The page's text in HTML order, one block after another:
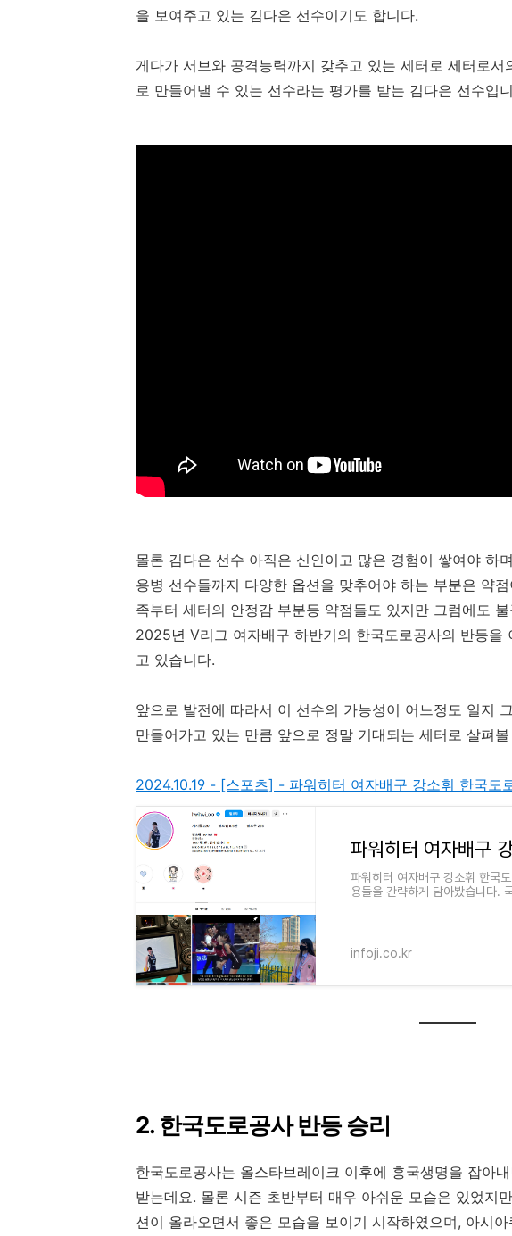
을 보여주고 있는 김다은 선수이기도 합니다.
게다가 서브와 공격능력까지 갖추고 있는 세터로 세터로
로 만들어낼 수 있는 선수라는 평가를 받는 김다은 선수입
몰론 김다은 선수 아직은 신인이고 많은 경험이 쌓여야 하
용병 선수들까지 다양한 옵션을 맞추어야 하는 부분은 약
족부터 세터의 안정감 부분등 약점들도 있지만 그럼에도
2025년 V리그 여자배구 하반기의 한국도로공사의 반등을
고 있습니다.
앞으로 발전에 따라서 이 선수의 가능성이 어느정도 일지
만들어가고 있는 만큼 앞으로 정말 기대되는 세터로 살펴
2024.10.19 - [스포츠] - 파워히터 여자배구 강소휘 한국도
파워히터 여자배구 강소휘 한국
용들을 간략하게 담아봤습니다.
infoji.co.kr
2. 한국도로공사 반등 승리
한국도로공사는 올스타브레이크 이후에 흥국생명을 잡아
받는데요. 몰론 시즌 초반부터 매우 아쉬운 모습은 있었지
션이 올라오면서 좋은 모습을 보이기 시작하였으며, 아시